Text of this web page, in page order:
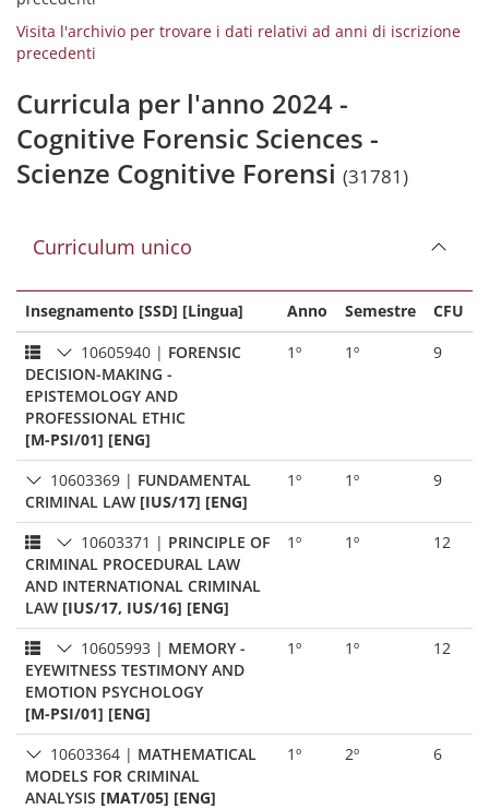
Visita l'archivio per trovare i dati relativi ad anni di iscrizione
precedenti
Curricula per l'anno 2024 -
Cognitive Forensic Sciences -
Scienze Cognitive Forensi (31781)
Curriculum unico
Insegnamento [SSD] [Lingua] Anno Semestre
CFU
10605940 | FORENSIC
DECISION-MAKING -
EPISTEMOLOGY AND
PROFESSIONAL ETHIC
[M-PSI/01] [ENG]
1º 1º 9
10603369 | FUNDAMENTAL
CRIMINAL LAW [IUS/17] [ENG]
1º 1º 9
10603371 | PRINCIPLE OF
CRIMINAL PROCEDURAL LAW
AND INTERNATIONAL CRIMINAL
LAW [IUS/17, IUS/16] [ENG]
1º 1º 12
10605993 | MEMORY -
EYEWITNESS TESTIMONY AND
EMOTION PSYCHOLOGY
[M-PSI/01] [ENG]
1º 1º 12
10603364 | MATHEMATICAL
MODELS FOR CRIMINAL
ANALYSIS [MAT/05] [ENG]
1º 2º 6